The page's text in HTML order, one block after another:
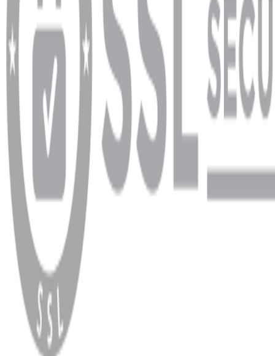
info@dukkanhifi.com 0850 441 40 44
Çalışma Saatleri: Pazartesi - Cuma 09:30 - 19:30, Cumartesi 10:00 - 18:00
WhatsApp Facebook
Copyright
2026 Dükkan Hifi